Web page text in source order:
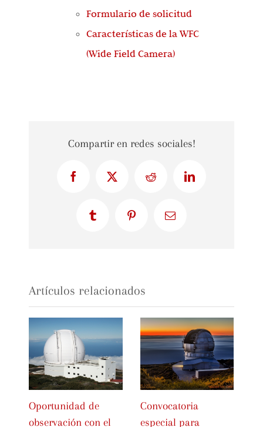
Formulario de solicitud
Características de la WFC
(Wide Field Camera)
Compartir en redes sociales!
FacebookX Reddit LinkedIn
Tumblr PinterestCorreo
Artículos relacionados
Oportunidad de
observación con el
Convocatoria
especial para